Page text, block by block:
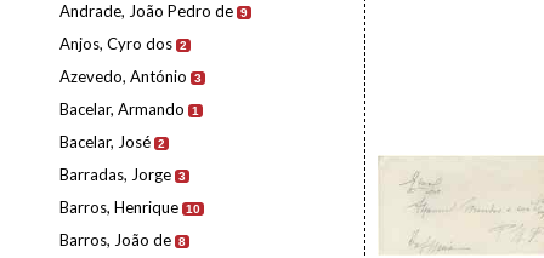
Andrade, João Pedro de 9
Anjos, Cyro dos 2
Azevedo, António 3
Bacelar, Armando 1
Bacelar, José 2
Barradas, Jorge 3
Barros, Henrique 10
Barros, João de 8